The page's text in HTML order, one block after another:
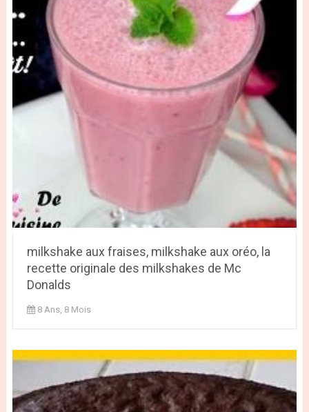
milkshake aux fraises, milkshake aux oréo, la
recette originale des milkshakes de Mc
Donalds
8 Ans, 8 Mois